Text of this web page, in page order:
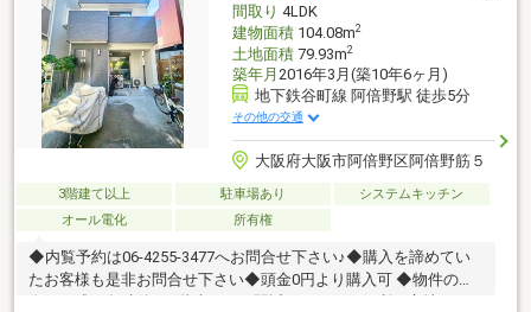
間取り 4LDK
建物面積104.08m2
土地面積79.93m2
築年月 2016年3月(築10年6ヶ月)
地下鉄谷町線 阿倍野駅 徒歩5分
その他の交通
大阪府大阪市阿倍野区阿倍野筋５
3階建て以上 駐車場あり
システムキッチン
オール電化
所有権
◆内覧予約は06-4255-3477へお問合せ下さい♪◆購入を諦めてい
たお客様も是非お問合せ下さい◆頭金0円より購入可 ◆物件の特